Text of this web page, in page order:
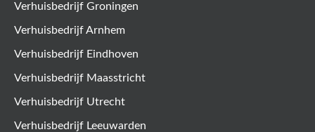
Verhuisbedrijf Groningen
Verhuisbedrijf Arnhem
Verhuisbedrijf Eindhoven
Verhuisbedrijf Maasstricht
Verhuisbedrijf Utrecht
Verhuisbedrijf Leeuwarden